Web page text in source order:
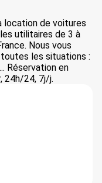
location de voitures
utilitaires de 3 à
Nous vous
les situations :
Réservation en
24h/24, 7j/j.